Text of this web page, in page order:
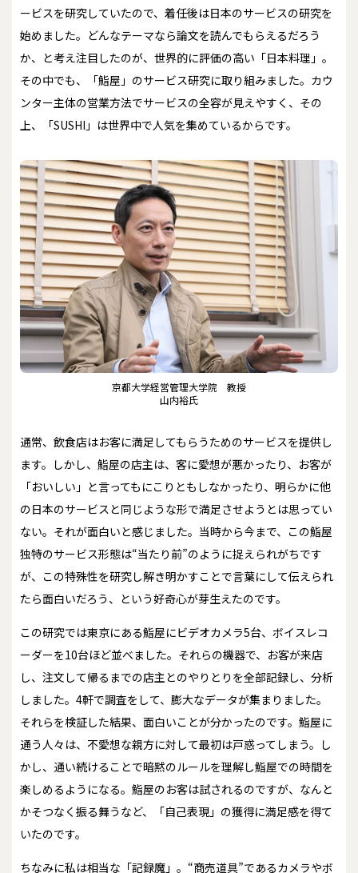
ービスを研究していたので、着任後は日本のサービスの研究を
始めました。どんなテーマなら論文を読んでもらえるだろう
か、と考え注目したのが、世界的に評価の高い「日本料理」。
その中でも、「鮨屋」のサービス研究に取り組みました。カウ
ンター主体の営業方法でサービスの全容が見えやすく、その
上、「SUSHI」は世界中で人気を集めているからです。
京都大学経営管理大学院 教授
山内裕氏
通常、飲食店はお客に満足してもらうためのサービスを提供し
ます。しかし、鮨屋の店主は、客に愛想が悪かったり、お客が
「おいしい」と言ってもにこりともしなかったり、明らかに他
の日本のサービスと同じような形で満足させようとは思ってい
ない。それが面白いと感じました。当時から今まで、この鮨屋
独特のサービス形態は“当たり前”のように捉えられがちです
が、この特殊性を研究し解き明かすことで言葉にして伝えられ
たら面白いだろう、という好奇心が芽生えたのです。
この研究では東京にある鮨屋にビデオカメラ5台、ボイスレコ
ーダーを10台ほど並べました。それらの機器で、お客が来店
し、注文して帰るまでの店主とのやりとりを全部記録し、分析
しました。4軒で調査をして、膨大なデータが集まりました。
それらを検証した結果、面白いことが分かったのです。鮨屋に
通う人々は、不愛想な親方に対して最初は戸惑ってしまう。し
かし、通い続けることで暗黙のルールを理解し鮨屋での時間を
楽しめるようになる。鮨屋のお客は試されるのですが、なんと
かそつなく振る舞うなど、「自己表現」の獲得に満足感を得て
いたのです。
ちなみに私は相当な「記録魔」。“商売道具”であるカメラやボ